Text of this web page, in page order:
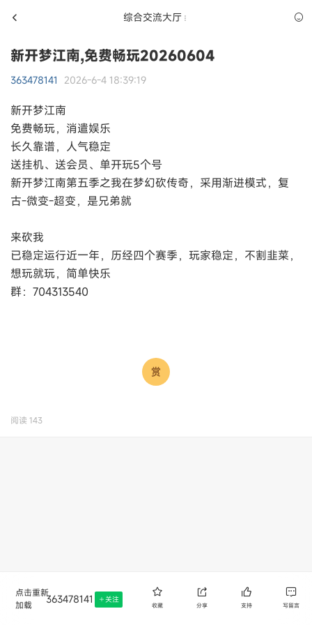
综合交流大厅
新开梦江南,免费畅玩20260604
363478141 2026-6-4 18:39:19
新开梦江南
免费畅玩，消遣娱乐
长久靠谱，人气稳定
送挂机、送会员、单开玩5个号
新开梦江南第五季之我在梦幻砍传奇，采用渐进模式，复
古-微变-超变，是兄弟就
来砍我
已稳定运行近一年，历经四个赛季，玩家稳定，不割韭菜，
想玩就玩，简单快乐
群：704313540
阅读 143
点击重新
加载
363478141 关注
收藏 分享 支持 写留言